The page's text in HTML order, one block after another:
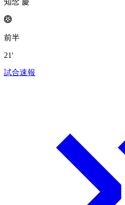
知念 慶
前半
21'
試合速報